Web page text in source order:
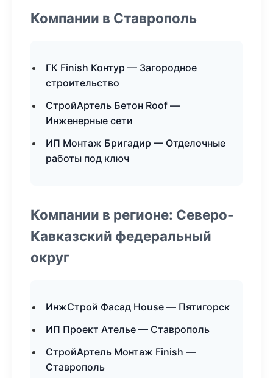
Компании в Ставрополь
ГК Finish Контур — Загородное
строительство
СтройАртель Бетон Roof —
Инженерные сети
ИП Монтаж Бригадир — Отделочные
работы под ключ
Компании в регионе: Северо-
Кавказский федеральный
округ
ИнжСтрой Фасад House — Пятигорск
ИП Проект Ателье — Ставрополь
СтройАртель Монтаж Finish —
Ставрополь